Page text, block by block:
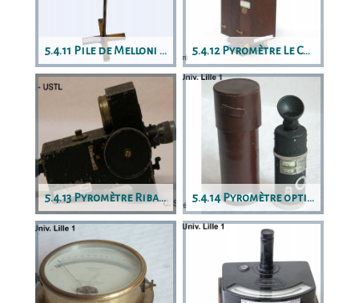
5.4.11 Pile de Melloni à chariot sur pied 5.4.12 Pyromètre Le Chatelier
5.4.13 Pyromètre Ribaud 5.4.14 Pyromètre optique